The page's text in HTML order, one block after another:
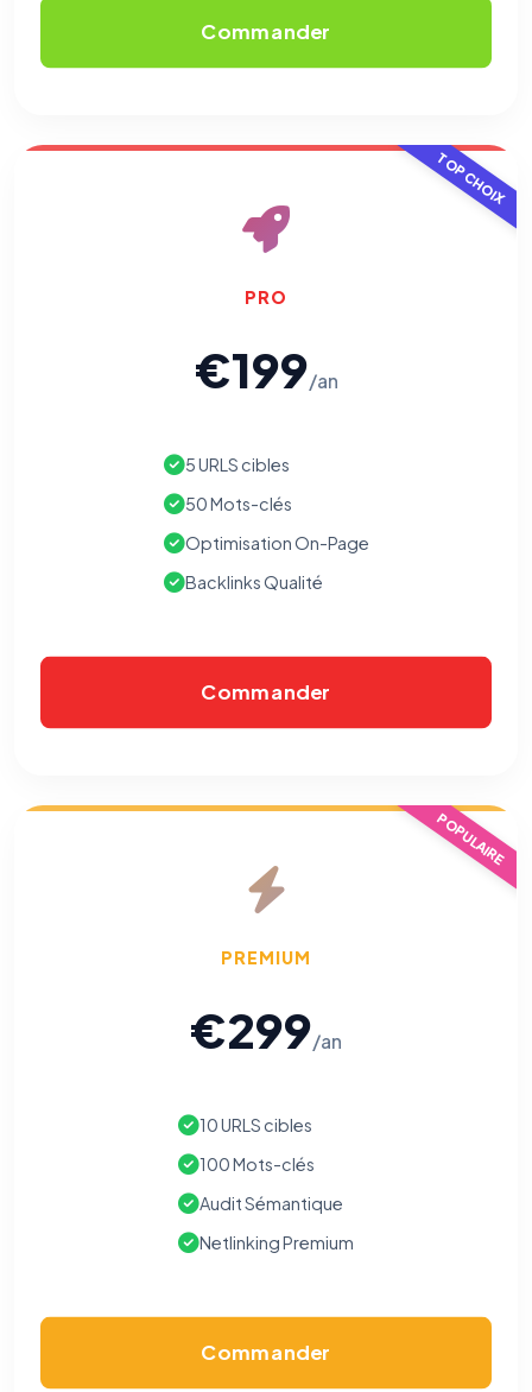
Commander
TOP CHOIX
PRO
€199/an
5 URLS cibles
50 Mots-clés
Optimisation On-Page
Backlinks Qualité
Commander
POPULAIRE
PREMIUM
€299/an
10 URLS cibles
100 Mots-clés
Audit Sémantique
Netlinking Premium
Commander